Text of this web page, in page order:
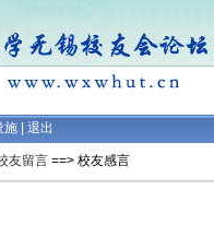
施 退出
友留言 ==> 校友感言